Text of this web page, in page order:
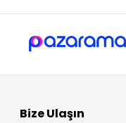
Bize Ulaşın